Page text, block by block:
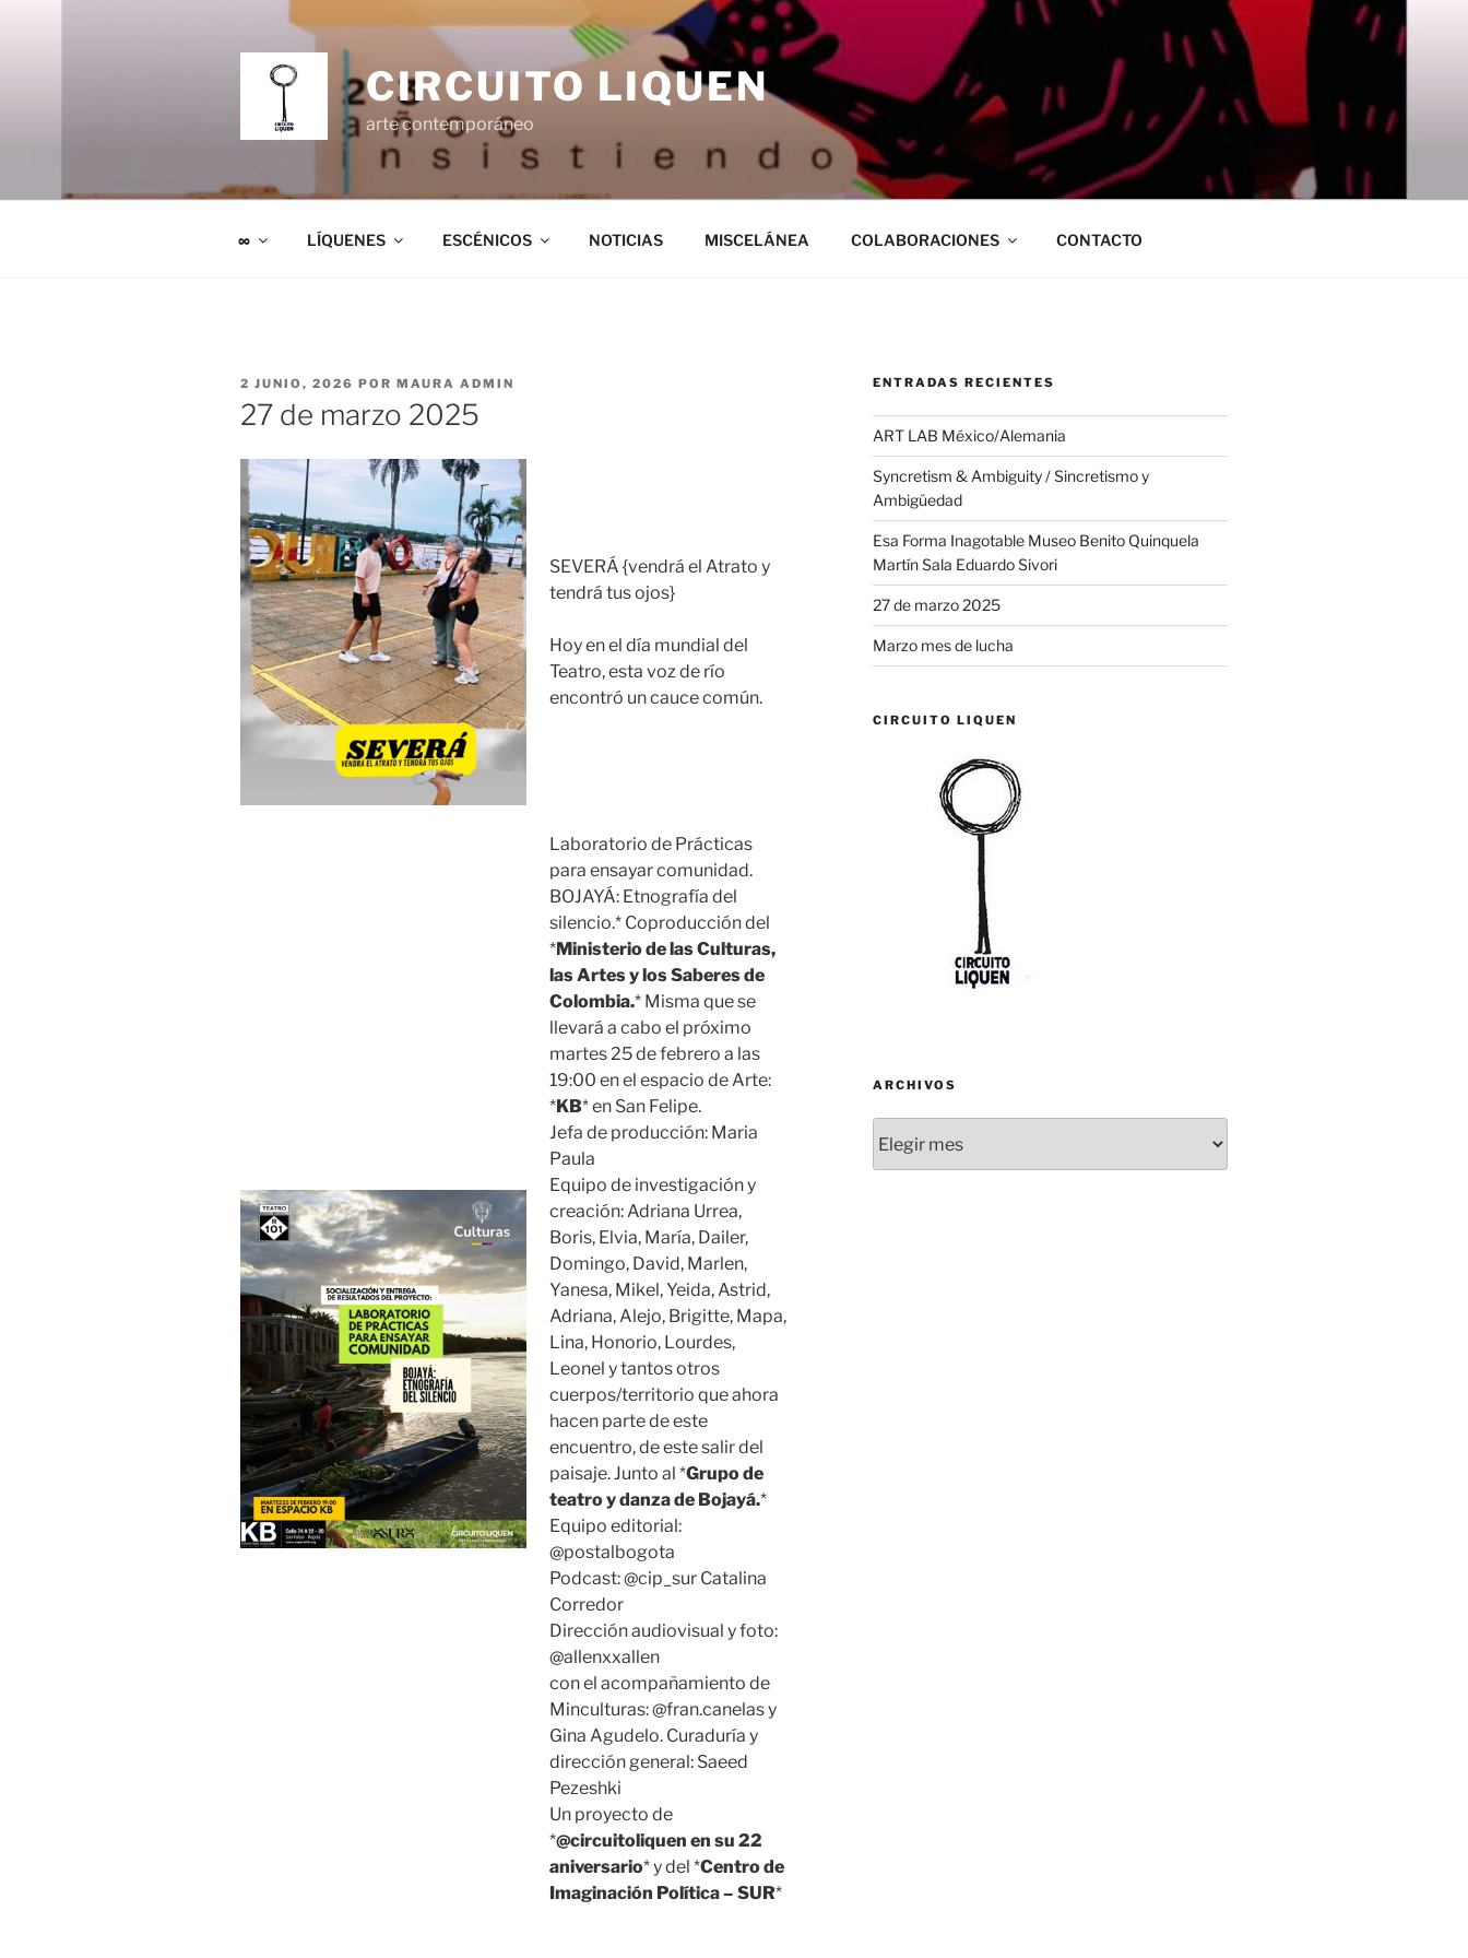
CIRCUITO LIQUEN
arte contemporáneo
∞ LÍQUENES ESCÉNICOS NOTICIAS MISCELÁNEA COLABORACIONES CONTACTO
PUBLICADO
EL
2 JUNIO, 2026 POR MAURA ADMIN
27 de marzo 2025
SEVERÁ {vendrá el Atrato y
tendrá tus ojos}
Hoy en el día mundial del
Teatro, esta voz de río
encontró un cauce común.
Laboratorio de Prácticas
para ensayar comunidad.
BOJAYÁ: Etnografía del
silencio.* Coproducción del
*Ministerio de las Culturas,
las Artes y los Saberes de
Colombia.* Misma que se
llevará a cabo el próximo
martes 25 de febrero a las
19:00 en el espacio de Arte:
*KB* en San Felipe.
Jefa de producción: Maria
Paula
Equipo de investigación y
creación: Adriana Urrea,
Boris, Elvia, María, Dailer,
Domingo, David, Marlen,
Yanesa, Mikel, Yeida, Astrid,
Adriana, Alejo, Brigitte, Mapa,
Lina, Honorio, Lourdes,
Leonel y tantos otros
cuerpos/territorio que ahora
hacen parte de este
encuentro, de este salir del
paisaje. Junto al *Grupo de
teatro y danza de Bojayá.*
Equipo editorial:
@postalbogota
Podcast: @cip_sur Catalina
Corredor
Dirección audiovisual y foto:
@allenxxallen
con el acompañamiento de
Minculturas: @fran.canelas y
Gina Agudelo. Curaduría y
dirección general: Saeed
Pezeshki
Un proyecto de
*@circuitoliquen en su 22
aniversario* y del *Centro de
Imaginación Política – SUR*
ENTRADAS RECIENTES
ART LAB México/Alemania
Syncretism & Ambiguity / Sincretismo y
Ambigüedad
Esa Forma Inagotable Museo Benito Quinquela
Martín Sala Eduardo Sivori
27 de marzo 2025
Marzo mes de lucha
CIRCUITO LIQUEN
ARCHIVOS